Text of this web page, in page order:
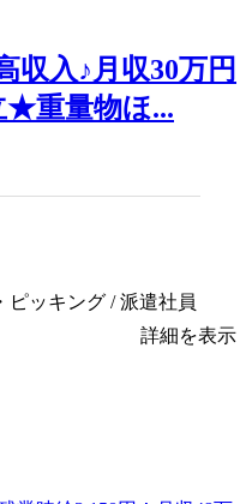
収入♪月収30万円
★重量物ほ...
ピッキング / 派遣社員
詳細を表示